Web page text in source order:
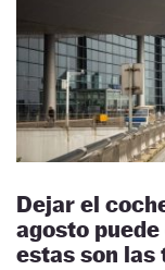
Dejar el
agosto
estas son las